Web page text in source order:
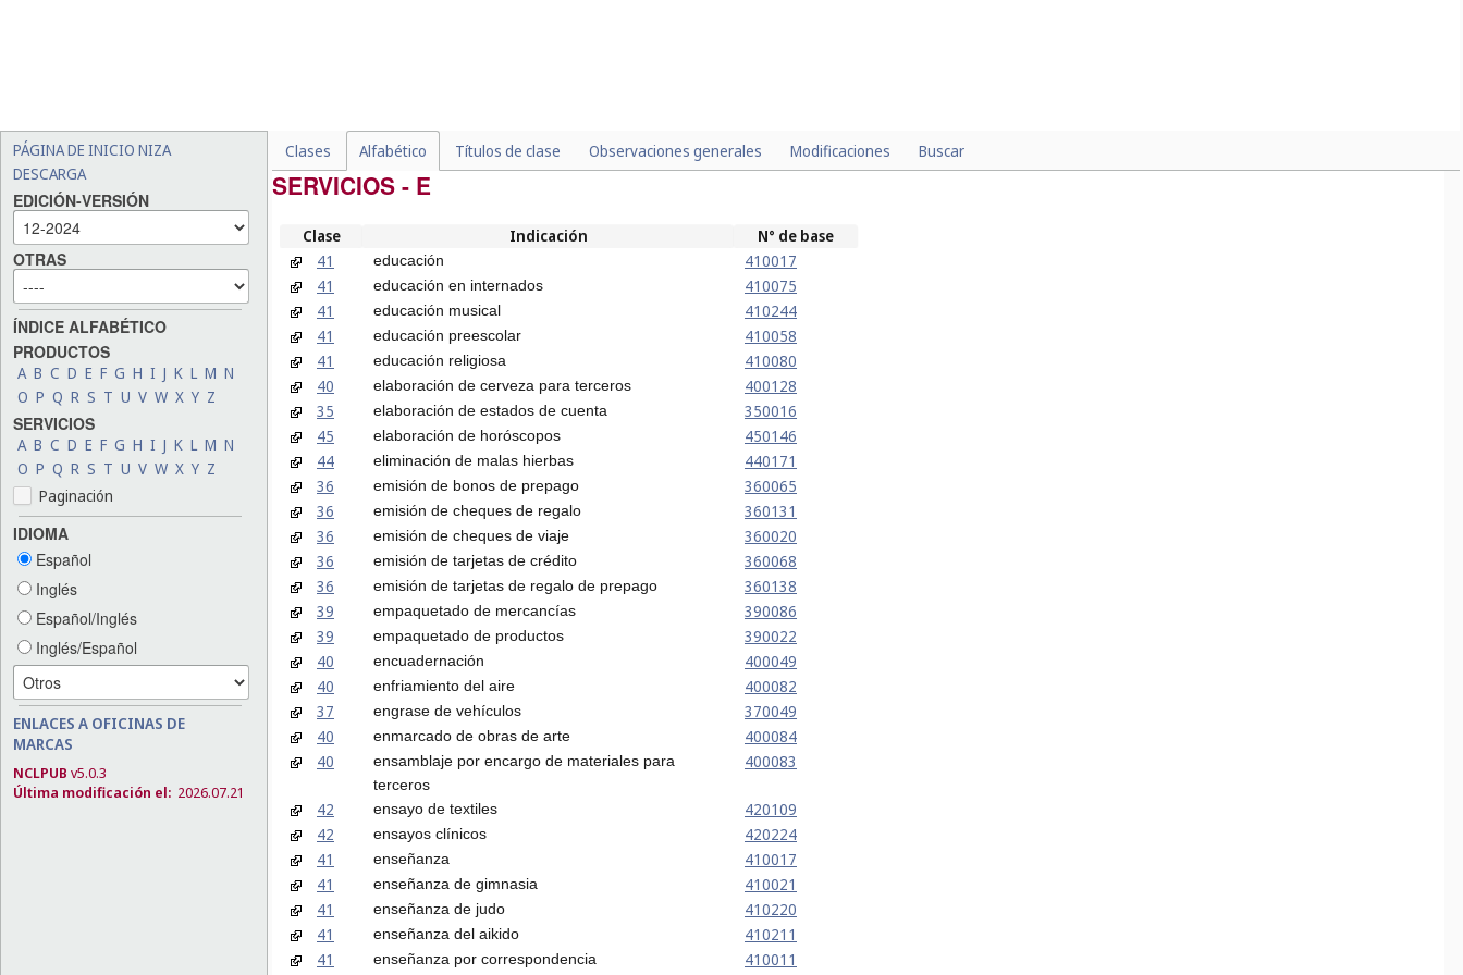
PÁGINA DE INICIO NIZA
DESCARGA
EDICIÓN-VERSIÓN
OTRAS
ÍNDICE ALFABÉTICO
PRODUCTOS
A B C D E F G H I J K L M N
O P Q R S T U V W X Y Z
SERVICIOS
A B C D E F G H I J K L M N
O P Q R S T U V W X Y Z
Paginación
IDIOMA
Español
Inglés
Español/Inglés
Inglés/Español
ENLACES A OFICINAS DE
MARCAS
NCLPUB v5.0.3
Última modificación el: 2026.07.21
Clases Alfabético Títulos de clase Observaciones generales Modificaciones Buscar
SERVICIOS - E
Clase Indicación
N° de base
41
educación
410017
41
educación en internados
410075
41
educación musical
410244
41
educación preescolar
410058
41
educación religiosa
410080
40
elaboración de cerveza para terceros
400128
35
elaboración de estados de cuenta
350016
45
elaboración de horóscopos
450146
44
eliminación de malas hierbas
440171
36
emisión de bonos de prepago
360065
36
emisión de cheques de regalo
360131
36
emisión de cheques de viaje
360020
36
emisión de tarjetas de crédito
360068
36
emisión de tarjetas de regalo de prepago
360138
39
empaquetado de mercancías
390086
39
empaquetado de productos
390022
40
encuadernación
400049
40
enfriamiento del aire
400082
37
engrase de vehículos
370049
40
enmarcado de obras de arte
400084
40
ensamblaje por encargo de materiales para
terceros
400083
42 ensayo de textiles
420109
42
ensayos clínicos
420224
41
enseñanza
410017
41
enseñanza de gimnasia
410021
41
enseñanza de judo
410220
41
enseñanza del aikido
410211
41
enseñanza por correspondencia
410011